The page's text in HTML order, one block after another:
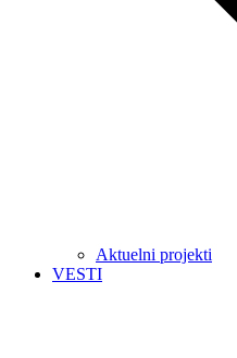
Aktuelni projekti
VESTI